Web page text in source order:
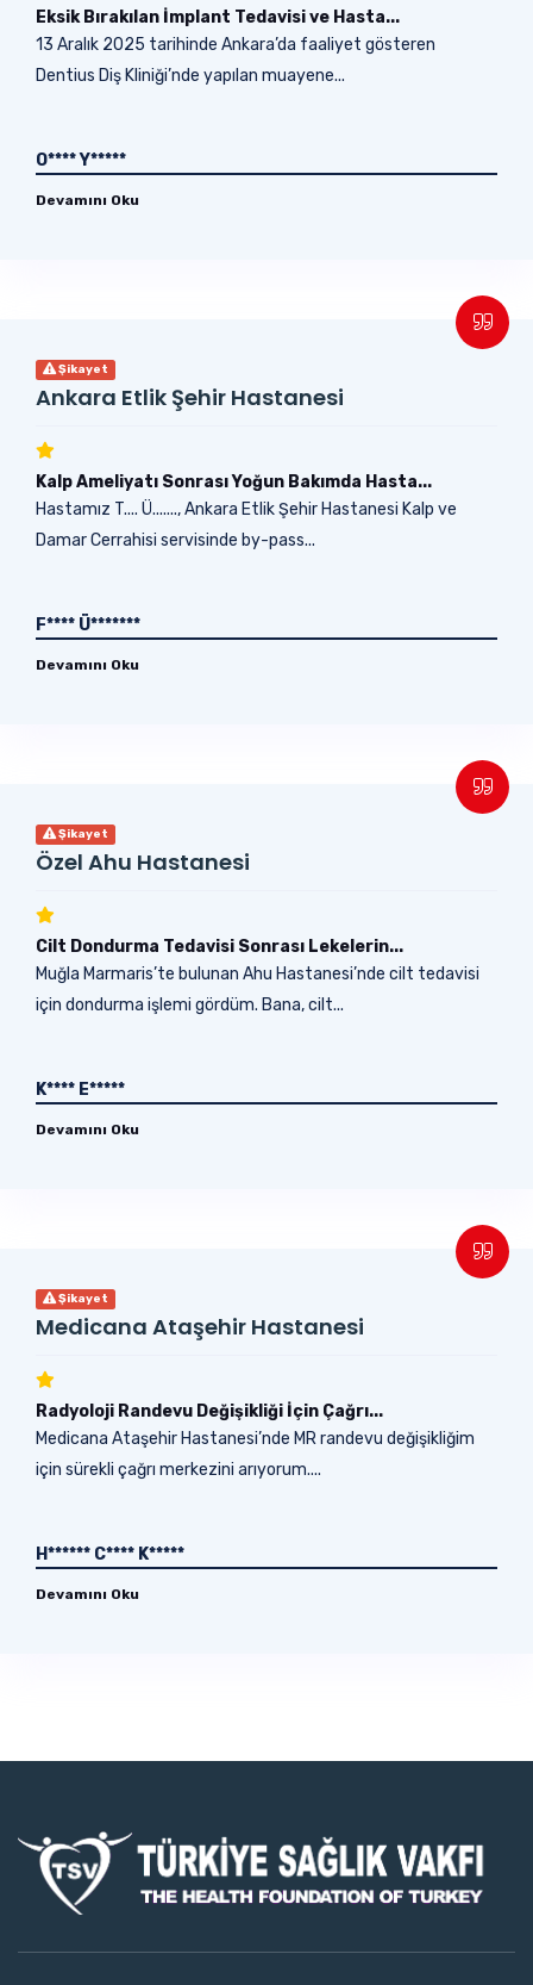
Eksik Bırakılan İmplant Tedavisi ve Hasta...
13 Aralık 2025 tarihinde Ankara’da faaliyet gösteren
Dentius Diş Kliniği’nde yapılan muayene...
O**** Y*****
Devamını Oku
Şikayet
Ankara Etlik Şehir Hastanesi
Kalp Ameliyatı Sonrası Yoğun Bakımda Hasta...
Hastamız T.... Ü......., Ankara Etlik Şehir Hastanesi Kalp ve
Damar Cerrahisi servisinde by-pass...
F**** Ü*******
Devamını Oku
Şikayet
Özel Ahu Hastanesi
Cilt Dondurma Tedavisi Sonrası Lekelerin...
Muğla Marmaris’te bulunan Ahu Hastanesi’nde cilt tedavisi
için dondurma işlemi gördüm. Bana, cilt...
K**** E*****
Devamını Oku
Şikayet
Medicana Ataşehir Hastanesi
Radyoloji Randevu Değişikliği İçin Çağrı...
Medicana Ataşehir Hastanesi’nde MR randevu değişikliğim
için sürekli çağrı merkezini arıyorum....
H****** C**** K*****
Devamını Oku